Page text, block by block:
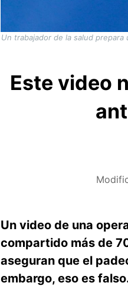
Un trabajador de la salud
Este video
Un video de una
compartido más de
aseguran que el
embargo, eso es